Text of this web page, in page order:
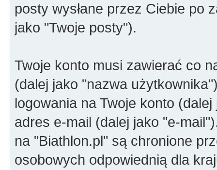
posty wysłane przez Ciebie po
jako "Twoje posty").
Twoje konto musi zawierać co
(dalej jako "nazwa
logowania na Twoje konto
adres e-mail (dalej jako "e-
na "Biathlon.pl" są chronione
osobowych odpowiednią dla